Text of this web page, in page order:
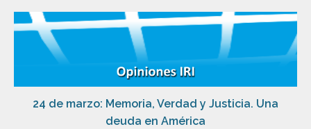
24 de marzo: Memoria, Verdad y Justicia. Una
deuda en América